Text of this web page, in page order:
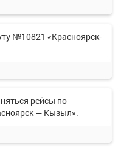
№10821 «Красноярск-
рейсы по
— Кызыл».